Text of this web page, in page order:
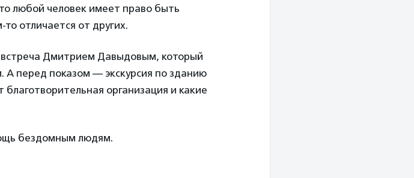
любой человек имеет право быть
отличается от других.
Дмитрием Давыдовым, который
А перед показом — экскурсия по зданию
организация и какие
бездомным людям.